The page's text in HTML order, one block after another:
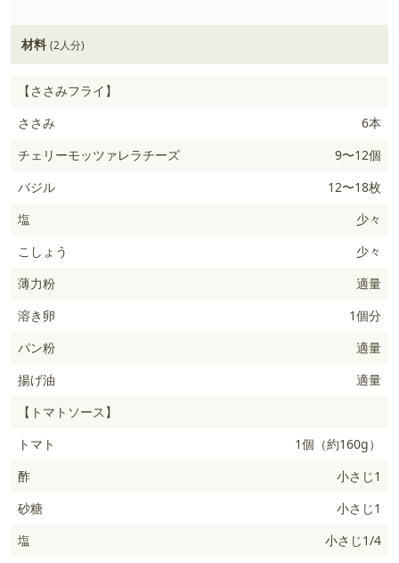
材料 (2人分)
【ささみフライ】
ささみ
6本
チェリーモッツァレラチーズ
9〜12個
バジル
12〜18枚
塩
少々
こしょう
少々
薄力粉
適量
溶き卵
1個分
パン粉
適量
揚げ油
適量
【トマトソース】
トマト
1個（約160g）
酢
小さじ1
砂糖
小さじ1
塩
小さじ1/4